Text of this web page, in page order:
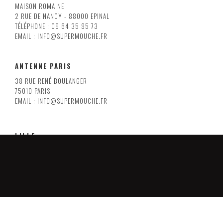
MAISON ROMAINE
2 RUE DE NANCY - 88000 EPINAL
TÉLÉPHONE : 09 64 35 95 73
EMAIL : INFO@SUPERMOUCHE.FR
ANTENNE PARIS
38 RUE RENÉ BOULANGER
75010 PARIS
EMAIL : INFO@SUPERMOUCHE.FR
LILLE